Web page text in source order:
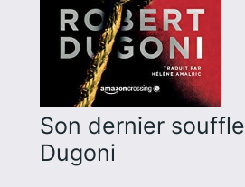
Son dernier souffle
Dugoni